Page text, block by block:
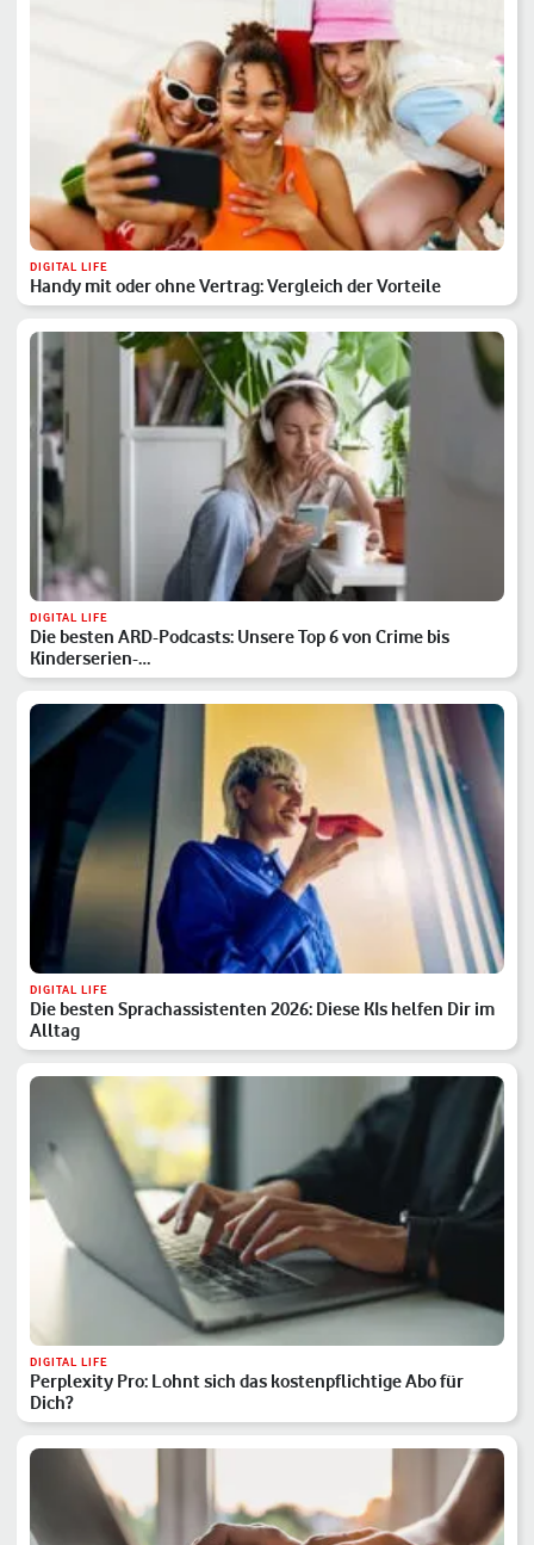
DIGITAL LIFE
Handy mit oder ohne Vertrag: Vergleich der Vorteile
DIGITAL LIFE
Die besten ARD-Podcasts: Unsere Top 6 von Crime bis
Kinderserien-…
DIGITAL LIFE
Die besten Sprachassistenten 2026: Diese KIs helfen Dir im
Alltag
DIGITAL LIFE
Perplexity Pro: Lohnt sich das kostenpflichtige Abo für
Dich?